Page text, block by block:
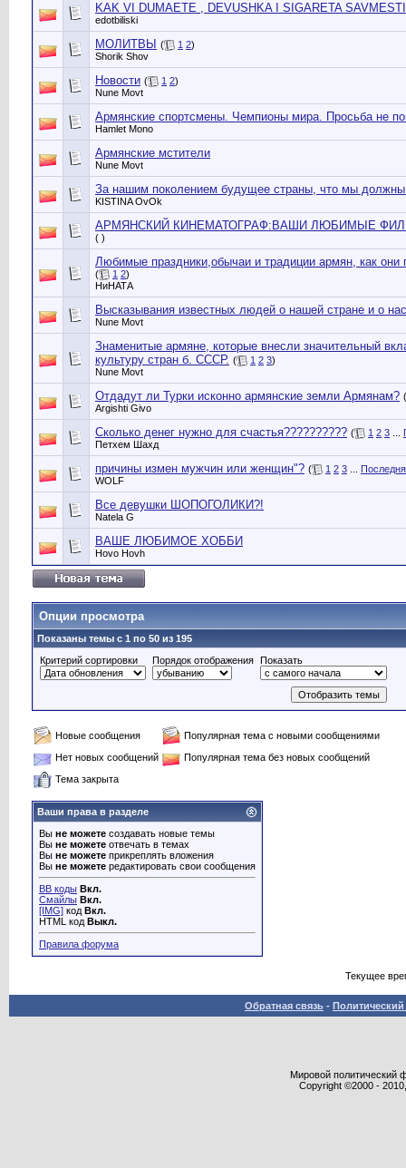
KAK VI DUMAETE , DEVUSHKA I SIGARETA
edotbiliski
МОЛИТВЫ ( 1 2)
Shorik Shov
Новости ( 1 2)
Nune Movt
Армянские спортсмены. Чемпионы мира. Просьба не
Hamlet Mono
Армянские мстители
Nune Movt
За нашим поколением будущее страны, что мы должны
KISTINA OvОk
АРМЯНСКИЙ КИНЕМАТОГРАФ:ВАШИ ЛЮБИМЫЕ
( )
Любимые праздники,обычаи и традиции армян, как они
( 1 2)
НиНАТА
Высказывания известных людей о нашей стране и о
Nune Movt
Знаменитые армяне, которые внесли значительный
культуру стран б. СССР. ( 1 2 3)
Nune Movt
Отдадут ли Турки исконно армянские земли Армянам? (
Argishti Givo
Сколько денег нужно для счастья?????????? ( 1 2 3
Петхем Шахд
причины измен мужчин или женщин"? ( 1 2 3
WOLF
Все девушки ШОПОГОЛИКИ?!
Natela G
ВАШЕ ЛЮБИМОЕ ХОББИ
Hovo Hovh
Опции просмотра
Показаны темы с 1 по 50 из 195
Критерий сортировки
Порядок отображения Показать
Новые сообщения
Популярная тема с новыми сообщениями
Нет новых сообщений
Популярная тема без новых сообщений
Тема закрыта
Ваши права в разделе
Вы не можете создавать новые темы
Вы не можете отвечать в темах
Вы не можете прикреплять вложения
Вы не можете редактировать свои сообщения
BB коды Вкл.
Смайлы Вкл.
[IMG] код Вкл.
HTML код Выкл.
Правила форума
Текущее
Обратная связь -
Мировой политический
Copyright ©2000 -